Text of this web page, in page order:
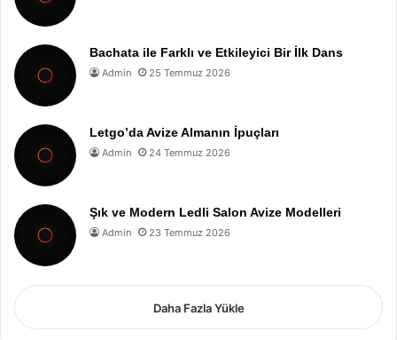
Bachata ile Farklı ve Etkileyici Bir İlk Dans
Admin 25 Temmuz 2026
Letgo’da Avize Almanın İpuçları
Admin 24 Temmuz 2026
Şık ve Modern Ledli Salon Avize Modelleri
Admin 23 Temmuz 2026
Daha Fazla Yükle